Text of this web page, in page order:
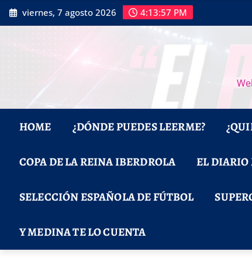
Saltar
al
viernes, 7 agosto 2026 4:13:59 PM
HOME ¿DÓNDE PUEDES LEERME?
COPA DE LA REINA IBERDROLA EL
SELECCIÓN ESPAÑOLA DE FÚTBOL
Y MEDINA TE LO CUENTA